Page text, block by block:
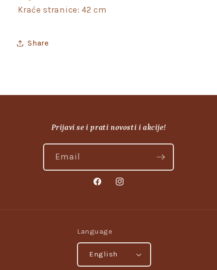
Kraće stranice: 42 cm
Share
Prijavi se i prati novosti i akcije!
Email
FacebookInstagram
Language
English